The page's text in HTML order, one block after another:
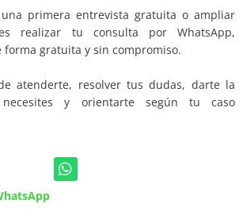
primera entrevista gratuita o ampliar
realizar tu consulta por WhatsApp,
forma gratuita y sin compromiso.
atenderte, resolver tus dudas, darte la
y orientarte según tu caso